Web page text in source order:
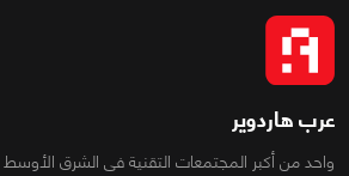
عرب هاردوير
واحد من أكبر المجتمعات التقنية فى الشرق